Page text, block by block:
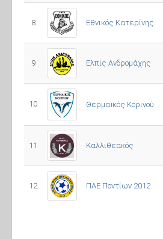
8 Εθνικός Κατερίνης
9 Ελπίς Ανδρομάχης
10 Θερμαϊκός Κορινού
11 Καλλιθεακός
12 ΠΑΕ Ποντίων 2012